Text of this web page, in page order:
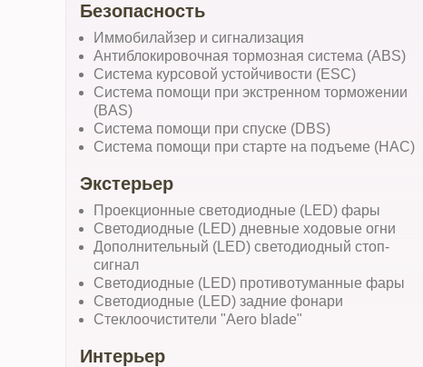
Безопасность
Иммобилайзер и сигнализация
Антиблокировочная тормозная система (ABS)
Система курсовой устойчивости (ESC)
Система помощи при экстренном торможении
(BAS)
Система помощи при спуске (DBS)
Система помощи при старте на подъеме (HAC)
Экстерьер
Проекционные светодиодные (LED) фары
Светодиодные (LED) дневные ходовые огни
Дополнительный (LED) светодиодный стоп-
сигнал
Светодиодные (LED) противотуманные фары
Светодиодные (LED) задние фонари
Стеклоочистители "Aero blade"
Интерьер